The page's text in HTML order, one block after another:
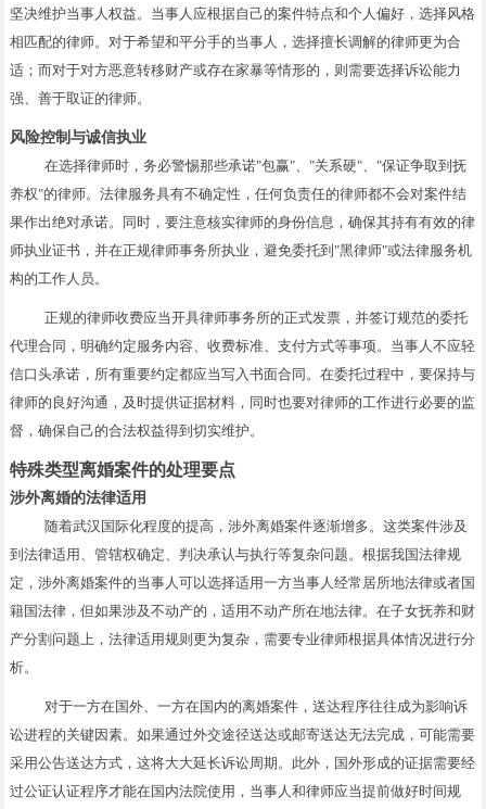
坚决维护当事人权益。当事人应根据自己的案件特点和个人偏好，选择风格
相匹配的律师。对于希望和平分手的当事人，选择擅长调解的律师更为合
适；而对于对方恶意转移财产或存在家暴等情形的，则需要选择诉讼能力
强、善于取证的律师。
风险控制与诚信执业
在选择律师时，务必警惕那些承诺"包赢"、"关系硬"、"保证争取到抚
养权"的律师。法律服务具有不确定性，任何负责任的律师都不会对案件结
果作出绝对承诺。同时，要注意核实律师的身份信息，确保其持有有效的律
师执业证书，并在正规律师事务所执业，避免委托到"黑律师"或法律服务机
构的工作人员。
正规的律师收费应当开具律师事务所的正式发票，并签订规范的委托
代理合同，明确约定服务内容、收费标准、支付方式等事项。当事人不应轻
信口头承诺，所有重要约定都应当写入书面合同。在委托过程中，要保持与
律师的良好沟通，及时提供证据材料，同时也要对律师的工作进行必要的监
督，确保自己的合法权益得到切实维护。
特殊类型离婚案件的处理要点
涉外离婚的法律适用
随着武汉国际化程度的提高，涉外离婚案件逐渐增多。这类案件涉及
到法律适用、管辖权确定、判决承认与执行等复杂问题。根据我国法律规
定，涉外离婚案件的当事人可以选择适用一方当事人经常居所地法律或者国
籍国法律，但如果涉及不动产的，适用不动产所在地法律。在子女抚养和财
产分割问题上，法律适用规则更为复杂，需要专业律师根据具体情况进行分
析。
对于一方在国外、一方在国内的离婚案件，送达程序往往成为影响诉
讼进程的关键因素。如果通过外交途径送达或邮寄送达无法完成，可能需要
采用公告送达方式，这将大大延长诉讼周期。此外，国外形成的证据需要经
过公证认证程序才能在国内法院使用，当事人和律师应当提前做好时间规